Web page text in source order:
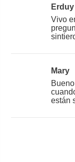
Erduy
Vivo
Mary
están